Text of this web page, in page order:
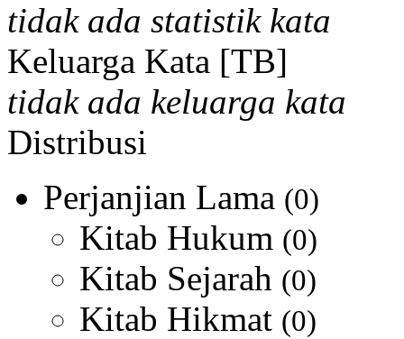
tidak ada statistik kata
Keluarga Kata [TB]
tidak ada keluarga kata
Distribusi
Perjanjian Lama (0)
Kitab Hukum (0)
Kitab Sejarah (0)
Kitab Hikmat (0)